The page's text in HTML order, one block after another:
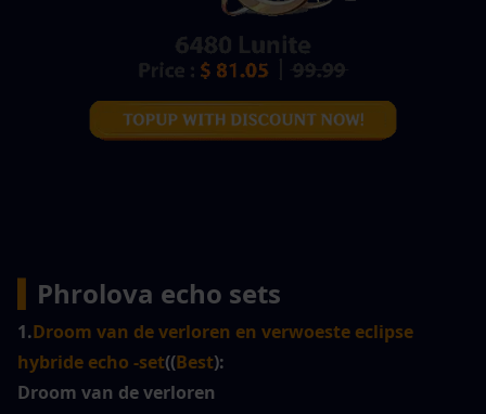
Phrolova echo sets
1.Droom van de verloren en verwoeste eclipse
hybride echo -set((Best):
Droom van de verloren